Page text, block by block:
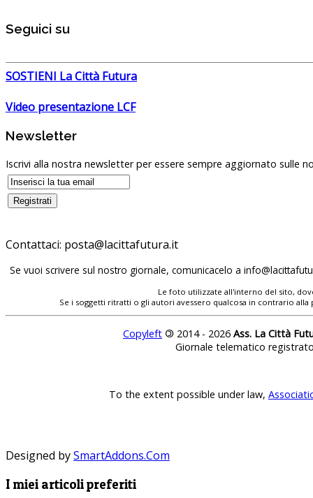
Seguici su
SOSTIENI La Città Futura
Video presentazione LCF
Newsletter
Iscrivi alla nostra newsletter per essere sempre aggiornato sulle
Contattaci: posta@lacittafutura.it
Se vuoi scrivere sul nostro giornale, comunicacelo a
Le foto utilizzate all'interno del sito,
Se i soggetti ritratti o gli autori avessero qualcosa in contrario
Copyleft © 2014 - 2026 Ass. La Città
Giornale telematico
To the extent possible under law,
Designed bySmartAddons.Com
I miei articoli preferiti